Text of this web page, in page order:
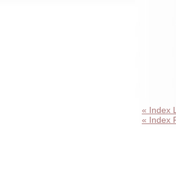
« Index
« Index